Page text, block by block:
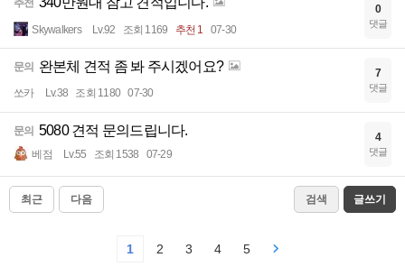
추천
Skywalkers Lv.92 조회 1169 추천 1 07-30
0
댓글
문의 완본체 견적 좀 봐 주시겠어요?
쏘카 Lv.38 조회 1180 07-30
7
댓글
문의 5080 견적 문의드립니다.
베점 Lv.55 조회 1538 07-29
4
댓글
최근 다음 검색 글쓰기
1 2 3 4 5